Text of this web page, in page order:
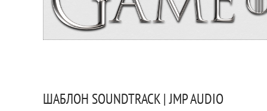
ШАБЛОН SOUNDTRACK | JMP AUDIO